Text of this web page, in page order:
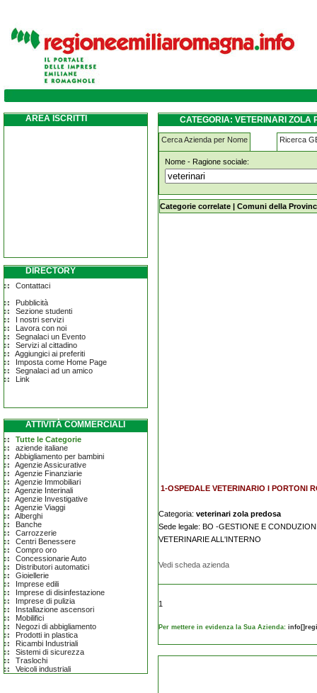
veterinari zola-predosa
AREA ISCRITTI
DIRECTORY
Contattaci
Pubblicità
Sezione studenti
I nostri servizi
Lavora con noi
Segnalaci un Evento
Servizi al cittadino
Aggiungici ai preferiti
Imposta come Home Page
Segnalaci ad un amico
Link
ATTIVITÀ COMMERCIALI
Tutte le Categorie
aziende italiane
Abbigliamento per bambini
Agenzie Assicurative
Agenzie Finanziarie
Agenzie Immobiliari
Agenzie Interinali
Agenzie Investigative
Agenzie Viaggi
Alberghi
Banche
Carrozzerie
Centri Benessere
Compro oro
Concessionarie Auto
Distributori automatici
Gioiellerie
Imprese edili
Imprese di disinfestazione
Imprese di pulizia
Installazione ascensori
Mobilifici
Negozi di abbigliamento
Prodotti in plastica
Ricambi Industriali
Sistemi di sicurezza
Traslochi
Veicoli industriali
CATEGORIA: VETERINARI ZOLA
Cerca Azienda per Nome Ricerca
Nome - Ragione sociale:
veterinari zola-predosa
Categorie correlate | Comuni della
1-OSPEDALE VETERINARIO I PORTONI
Categoria: veterinari zola predosa
Sede legale: BO -GESTIONE E
VETERINARIE ALL'INTERNO
Vedi scheda azienda
1
Per mettere in evidenza la Sua Azienda: